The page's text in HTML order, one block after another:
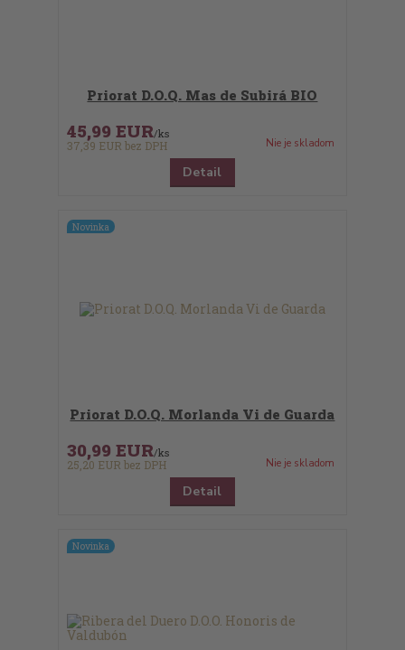
Priorat D.O.Q. Mas de Subirá BIO
45,99 EUR/ks
37,39 EUR bez DPH Nie je skladom
Detail
Novinka
Priorat D.O.Q. Morlanda Vi de Guarda
30,99 EUR/ks
25,20 EUR bez DPH Nie je skladom
Detail
Novinka